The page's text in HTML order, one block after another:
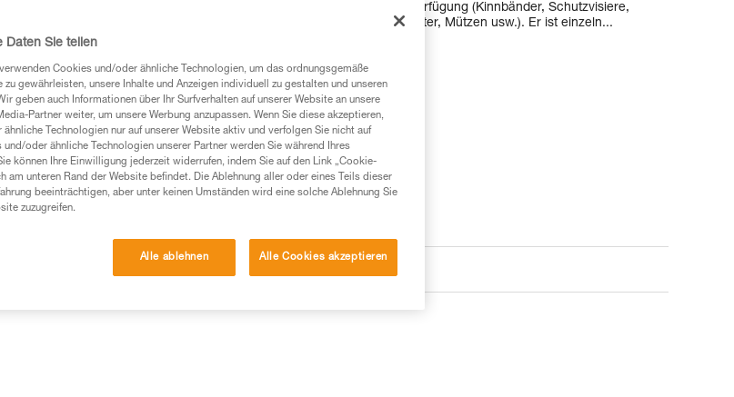
vormontierbarem Zubehör steht ebenfalls zur Verfügung (Kinnbänder, Schutzvisiere,
Helmschutzüberzug, Nackenschutz, Ausweishalter, Mützen usw.). Er ist einzeln...
Einen Händler finden
Daten Sie teilen
Cookies und/oder ähnliche Technologien, um das ordnungsgemäße
zu gewährleisten, unsere Inhalte und Anzeigen individuell zu gestalten und unseren
geben auch Informationen über Ihr Surfverhalten auf unserer Website an unsere
Partner weiter, um unsere Werbung anzupassen. Wenn Sie diese akzeptieren,
Technologien nur auf unserer Website aktiv und verfolgen Sie nicht auf
oder ähnliche Technologien unserer Partner werden Sie während Ihres
können Ihre Einwilligung jederzeit widerrufen, indem Sie auf den Link „Cookie-
am unteren Rand der Website befindet. Die Ablehnung aller oder eines Teils dieser
beeinträchtigen, aber unter keinen Umständen wird eine solche Ablehnung Sie
zuzugreifen.
Alle ablehnen Alle Cookies akzeptieren